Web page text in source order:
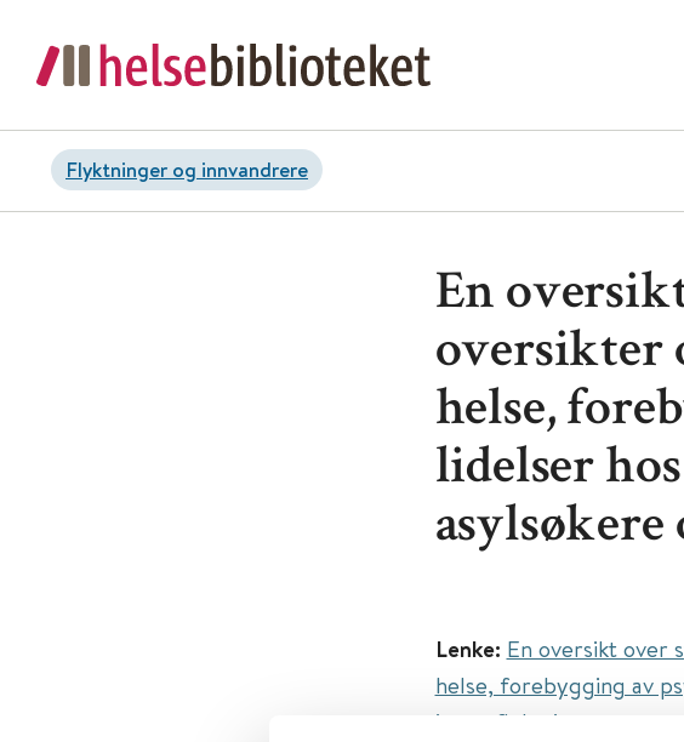
Flyktninger og innvandrere
En
oversikter
helse,
lidelser
Lenke: En oversikt over
helse, forebygging av
internflyktninger